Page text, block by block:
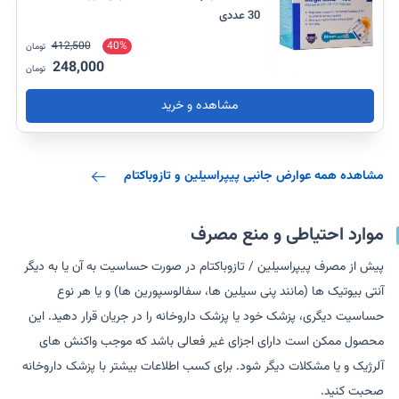
30 عددی
40%
412,500 تومان
248,000 تومان
مشاهده و خرید
مشاهده همه عوارض جانبی پیپراسیلین و تازوباکتام
موارد احتیاطی و منع مصرف
پیش از مصرف پیپراسیلین / تازوباکتام در صورت حساسیت به آن یا به دیگر
آنتی بیوتیک ها (مانند پنی سیلین ها، سفالوسپورین ها) و یا هر نوع
حساسیت دیگری، پزشک خود یا پزشک داروخانه را در جریان قرار دهید. این
محصول ممکن است دارای اجزای غیر فعالی باشد که موجب واکنش های
آلرژیک و یا مشکلات دیگر شود. برای کسب اطلاعات بیشتر با پزشک داروخانه
صحبت کنید.